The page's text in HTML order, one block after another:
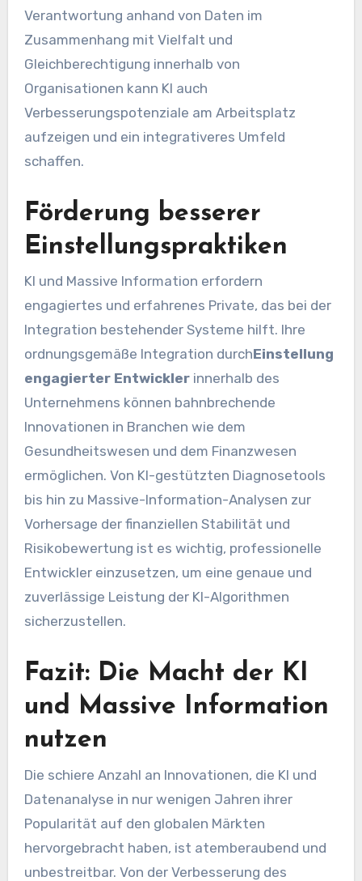
Verantwortung anhand von Daten im
Zusammenhang mit Vielfalt und
Gleichberechtigung innerhalb von
Organisationen kann KI auch
Verbesserungspotenziale am Arbeitsplatz
aufzeigen und ein integrativeres Umfeld
schaffen.
Förderung besserer
Einstellungspraktiken
KI und Massive Information erfordern
engagiertes und erfahrenes Private, das bei der
Integration bestehender Systeme hilft. Ihre
ordnungsgemäße Integration durchEinstellung
engagierter Entwicklerinnerhalb des
Unternehmens können bahnbrechende
Innovationen in Branchen wie dem
Gesundheitswesen und dem Finanzwesen
ermöglichen. Von KI-gestützten Diagnosetools
bis hin zu Massive-Information-Analysen zur
Vorhersage der finanziellen Stabilität und
Risikobewertung ist es wichtig, professionelle
Entwickler einzusetzen, um eine genaue und
zuverlässige Leistung der KI-Algorithmen
sicherzustellen.
Fazit: Die Macht der KI
und Massive Information
nutzen
Die schiere Anzahl an Innovationen, die KI und
Datenanalyse in nur wenigen Jahren ihrer
Popularität auf den globalen Märkten
hervorgebracht haben, ist atemberaubend und
unbestreitbar. Von der Verbesserung des